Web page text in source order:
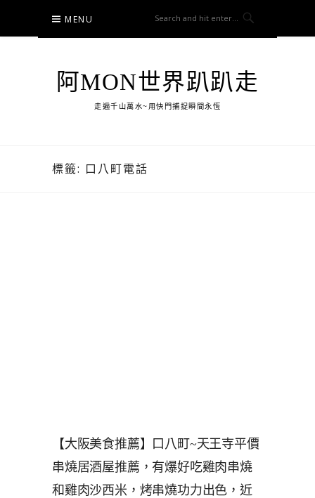
content
MENU
阿MON世界趴趴走
走遍千山萬水~用快門捕捉瞬間永恆
標籤: 口八町電話
【大阪美食推薦】口八町~天王寺平價
串燒居酒屋推薦，有爆好吃雞肉串燒
和雞肉沙西米，烤串燒功力出色，近